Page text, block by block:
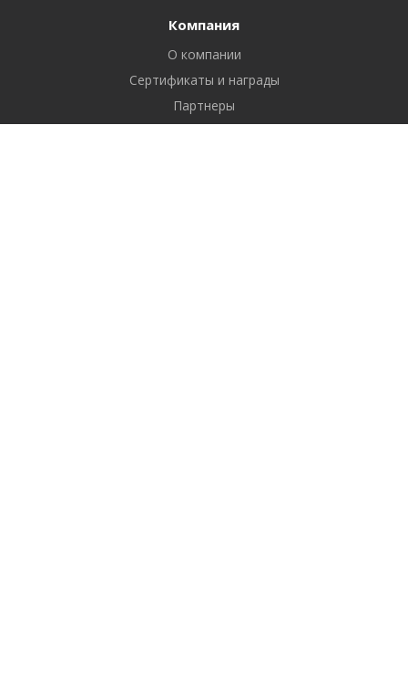
Компания
О компании
Сертификаты и награды
Партнеры